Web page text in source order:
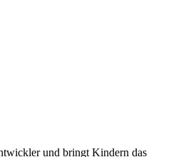
und bringt Kindern das